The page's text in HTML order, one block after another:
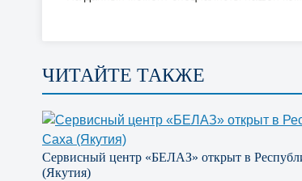
ЧИТАЙТЕ ТАКЖЕ
Сервисный центр «БЕЛАЗ» открыт в
(Якутия)